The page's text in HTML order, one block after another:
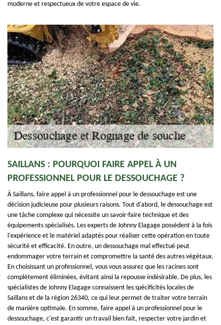
moderne et respectueux de votre espace de vie.
SAILLANS : POURQUOI FAIRE APPEL À UN
PROFESSIONNEL POUR LE DESSOUCHAGE ?
À Saillans, faire appel à un professionnel pour le dessouchage est une
décision judicieuse pour plusieurs raisons. Tout d'abord, le dessouchage est
une tâche complexe qui nécessite un savoir-faire technique et des
équipements spécialisés. Les experts de Johnny Elagage possèdent à la fois
l'expérience et le matériel adaptés pour réaliser cette opération en toute
sécurité et efficacité. En outre, un dessouchage mal effectué peut
endommager votre terrain et compromettre la santé des autres végétaux.
En choisissant un professionnel, vous vous assurez que les racines sont
complètement éliminées, évitant ainsi la repousse indésirable. De plus, les
spécialistes de Johnny Elagage connaissent les spécificités locales de
Saillans et de la région 26340, ce qui leur permet de traiter votre terrain
de manière optimale. En somme, faire appel à un professionnel pour le
dessouchage, c'est garantir un travail bien fait, respecter votre jardin et